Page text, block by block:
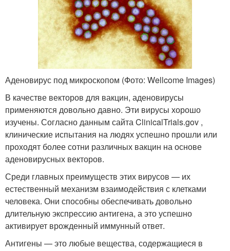
Аденовирус под микроскопом (Фото: Wellcome Images)
В качестве векторов для вакцин, аденовирусы
применяются довольно давно. Эти вирусы хорошо
изучены. Согласно данным сайта ClinicalTrials.gov ,
клинические испытания на людях успешно прошли или
проходят более сотни различных вакцин на основе
аденовирусных векторов.
Среди главных преимуществ этих вирусов — их
естественный механизм взаимодействия с клетками
человека. Они способны обеспечивать довольно
длительную экспрессию антигена, а это успешно
активирует врожденный иммунный ответ.
Антигены — это любые вещества, содержащиеся в